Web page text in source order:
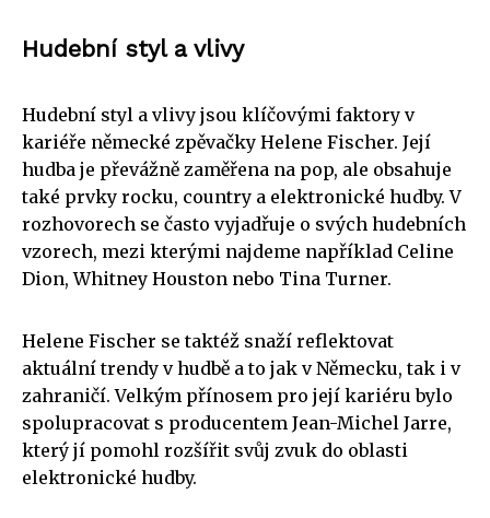
Hudební styl a vlivy
Hudební styl a vlivy jsou klíčovými faktory v
kariéře německé zpěvačky Helene Fischer. Její
hudba je převážně zaměřena na pop, ale obsahuje
také prvky rocku, country a elektronické hudby. V
rozhovorech se často vyjadřuje o svých hudebních
vzorech, mezi kterými najdeme například Celine
Dion, Whitney Houston nebo Tina Turner.
Helene Fischer se taktéž snaží reflektovat
aktuální trendy v hudbě a to jak v Německu, tak i v
zahraničí. Velkým přínosem pro její kariéru bylo
spolupracovat s producentem Jean-Michel Jarre,
který jí pomohl rozšířit svůj zvuk do oblasti
elektronické hudby.